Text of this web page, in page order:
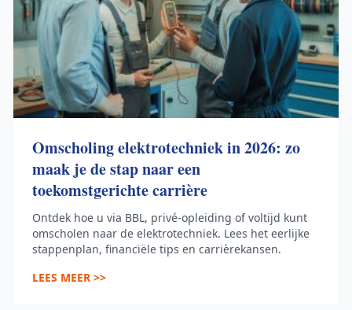
Omscholing elektrotechniek in 2026: zo
maak je de stap naar een
toekomstgerichte carrière
Ontdek hoe u via BBL, privé-opleiding of voltijd kunt
omscholen naar de elektrotechniek. Lees het eerlijke
stappenplan, financiële tips en carrièrekansen.
LEES MEER >>